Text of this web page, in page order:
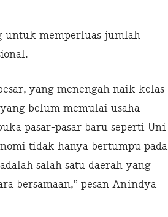
untuk memperluas jumlah
yang menengah naik kelas
belum memulai usaha
pasar-pasar baru seperti Uni
tidak hanya bertumpu pada
salah satu daerah yang
bersamaan,” pesan Anindya